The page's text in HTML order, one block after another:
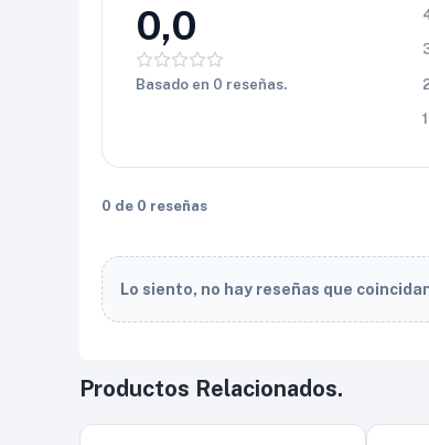
0,0
Basado en 0 reseñas.
1
0 de 0 reseñas
Lo siento, no hay reseñas que
Productos Relacionados.